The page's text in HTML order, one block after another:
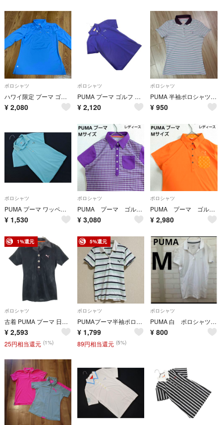
ポロシャツ
ハワイ限定 プーマ ゴルフ 長袖 ポロシャツ カポレイ 水色 レディース M
¥ 2,080
ポロシャツ
PUMA プーマ ゴルフ DRY CELL ドット ポロシャツ sizeS/紺 ■◆ レディース
¥ 2,120
ポロシャツ
PUMA 半袖ポロシャツ ボーダー レディース
¥ 950
ポロシャツ
PUMA プーマ ワッペン ポロシャツ sizeM/ミント ■◆ レディース
¥ 1,530
ポロシャツ
PUMA プーマ ゴルフウェア ポロシャツ ロゴ刺繍 パープル Мサイズ
¥ 3,080
ポロシャツ
PUMA プーマ ゴルフウェア ポロシャツ ロゴ刺繍 オレンジ Мサイズ
¥ 2,980
1%還元
ポロシャツ
古着 PUMA プーマ 日本製 アーガイル柄 半袖 ポロシャツ S ブラック ゴルフ レディース
¥ 2,593
25円相当還元 (1%)
5%還元
ポロシャツ
PUMAプーマ半袖ポロシャツMボーダー刺繍ロゴ白緑レディースゴルフスポーツ
¥ 1,799
89円相当還元 (5%)
ポロシャツ
PUMA 白 ポロシャツ プーマ M 100%コットン 綿 ホワイト M 半袖
¥ 800